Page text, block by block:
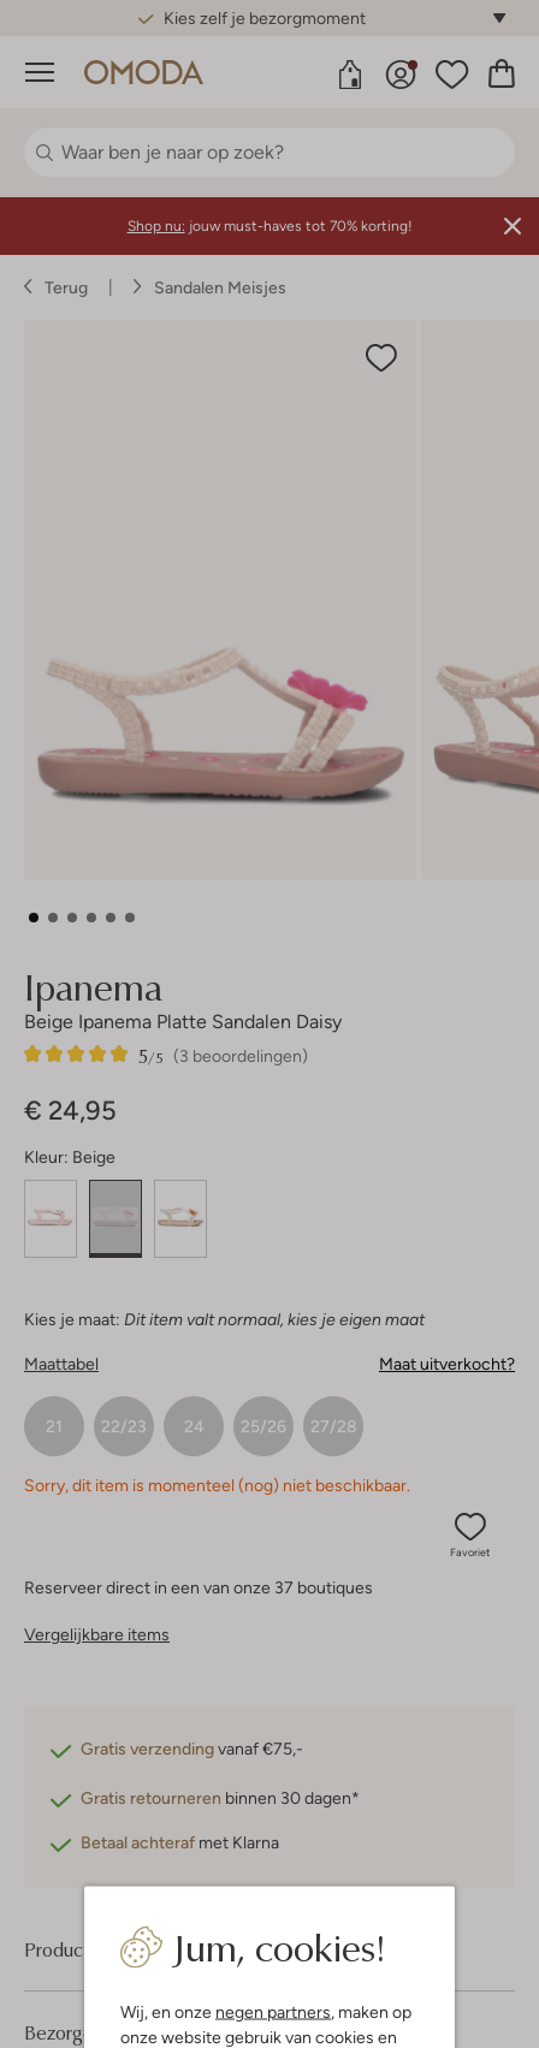
Gratis standaard verzending*
Menu
Jum, cookies!
Wij, en onze negen partners, maken op
onze website gebruik van cookies en
Shop nu: jouw must-haves tot 70% korting!
Terug Sandalen Meisjes
Ipanema
Beige Ipanema Platte Sandalen Daisy
(3 beoordelingen)
5/5
3
5
€ 24,95
Kleur: Beige
Kies je maat: Dit item valt normaal, kies je eigen maat
Maattabel Maat uitverkocht?
21 22/23 24 25/26 27/28
Sorry, dit item is momenteel (nog) niet beschikbaar.
Favoriet
Reserveer direct in een van onze 37 boutiques
Vergelijkbare items
Gratis verzendingvanaf €75,-
Gratis retourneren binnen 30 dagen*
Betaal achteraf met Klarna
Product informatie
Bezorgen & retourneren